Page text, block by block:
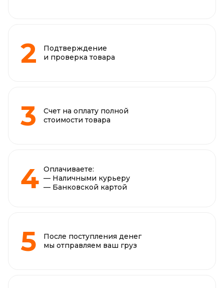
Подтверждение
и проверка товара
Счет на оплату полной
стоимости товара
Оплачиваете:
— Наличными курьеру
— Банковской картой
После поступления денег
мы отправляем ваш груз